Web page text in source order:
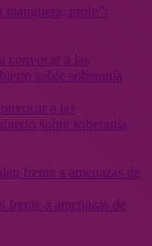
profe”:
a las
sobre soberanía
frente a amenazas de